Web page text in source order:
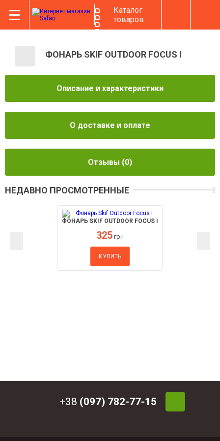
Каталог
товаров
ФОНАРЬ SKIF OUTDOOR FOCUS I
Описание и характеристики
О доставке и оплате
Отзывы (0)
НЕДАВНО ПРОСМОТРЕННЫЕ
ФОНАРЬ SKIF OUTDOOR FOCUS I
325 грн
КУПИТЬ
+38 (097) 782-77-15